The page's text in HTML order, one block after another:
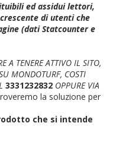
ed assidui lettori,
di utenti che
(dati Statcounter e
A TENERE ATTIVO IL SITO,
MONDOTURF, COSTI
3331232832 OPPURE VIA
la soluzione per
che si intende